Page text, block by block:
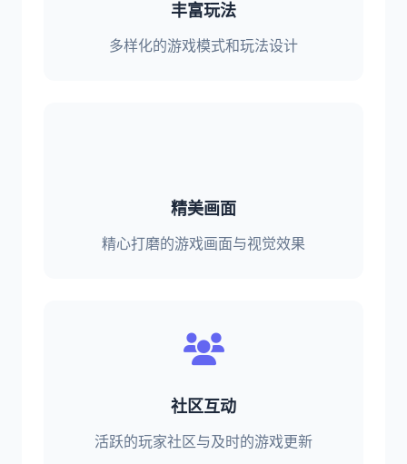
丰富玩法
多样化的游戏模式和玩法设计
精美画面
精心打磨的游戏画面与视觉效果
社区互动
活跃的玩家社区与及时的游戏更新